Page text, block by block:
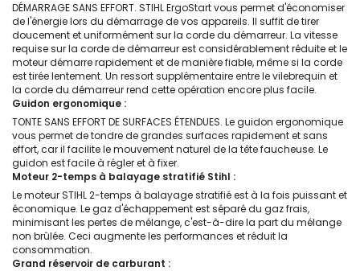
DÉMARRAGE SANS EFFORT. STIHL ErgoStart vous permet d'économiser
de l'énergie lors du démarrage de vos appareils. Il suffit de tirer
doucement et uniformément sur la corde du démarreur. La vitesse
requise sur la corde de démarreur est considérablement réduite et le
moteur démarre rapidement et de manière fiable, même si la corde
est tirée lentement. Un ressort supplémentaire entre le vilebrequin et
la corde du démarreur rend cette opération encore plus facile.
Guidon ergonomique :
TONTE SANS EFFORT DE SURFACES ÉTENDUES. Le guidon ergonomique
vous permet de tondre de grandes surfaces rapidement et sans
effort, car il facilite le mouvement naturel de la tête faucheuse. Le
guidon est facile à régler et à fixer.
Moteur 2-temps à balayage stratifié Stihl :
Le moteur STIHL 2-temps à balayage stratifié est à la fois puissant et
économique. Le gaz d'échappement est séparé du gaz frais,
minimisant les pertes de mélange, c'est-à-dire la part du mélange
non brûlée. Ceci augmente les performances et réduit la
consommation.
Grand réservoir de carburant :